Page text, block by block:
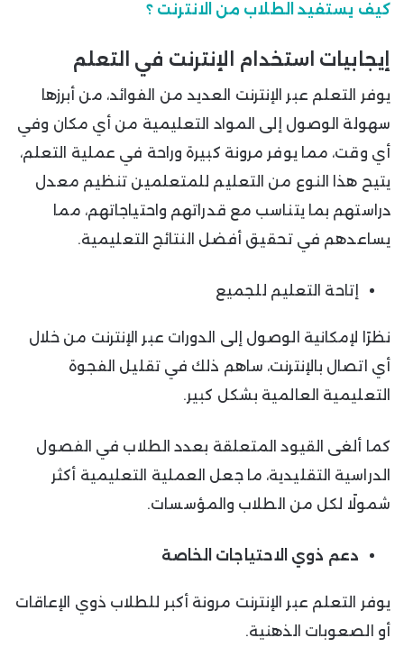
كيف يستفيد الطلاب من الانترنت ؟
إيجابيات استخدام الإنترنت في التعلم
يوفر التعلم عبر الإنترنت العديد من الفوائد، من أبرزها
سهولة الوصول إلى المواد التعليمية من أي مكان وفي
أي وقت، مما يوفر مرونة كبيرة وراحة في عملية التعلم،
يتيح هذا النوع من التعليم للمتعلمين تنظيم معدل
دراستهم بما يتناسب مع قدراتهم واحتياجاتهم، مما
يساعدهم في تحقيق أفضل النتائج التعليمية.
إتاحة التعليم للجميع
نظرًا لإمكانية الوصول إلى الدورات عبر الإنترنت من خلال
أي اتصال بالإنترنت، ساهم ذلك في تقليل الفجوة
التعليمية العالمية بشكل كبير.
كما ألغى القيود المتعلقة بعدد الطلاب في الفصول
الدراسية التقليدية، ما جعل العملية التعليمية أكثر
شمولًا لكل من الطلاب والمؤسسات.
دعم ذوي الاحتياجات الخاصة
يوفر التعلم عبر الإنترنت مرونة أكبر للطلاب ذوي الإعاقات
أو الصعوبات الذهنية.